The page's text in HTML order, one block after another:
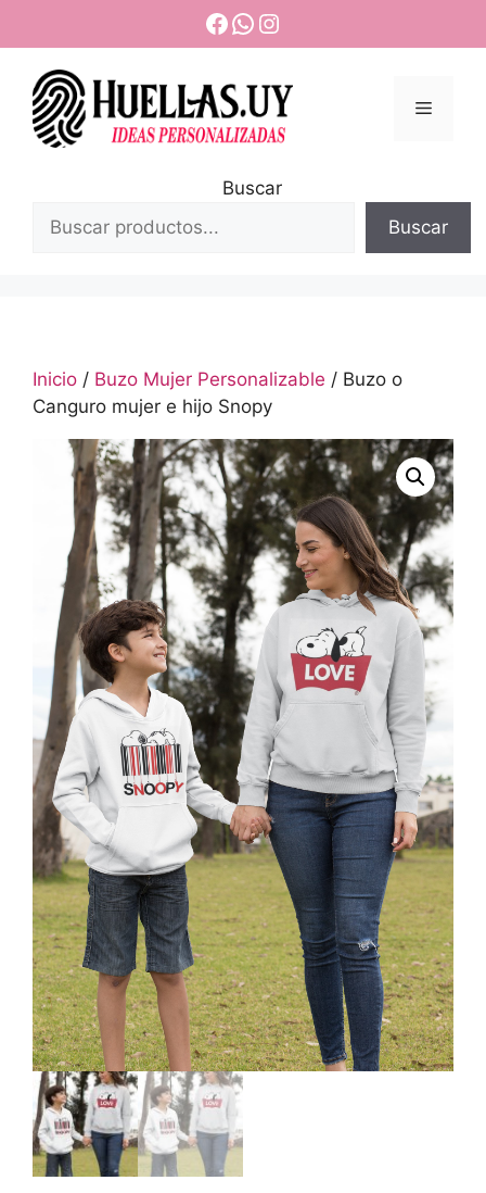
contenido
Facebook
WhatsApp
Instagram
Menú
Buscar
Buscar
Inicio / Buzo Mujer Personalizable / Buzo o
Canguro mujer e hijo Snopy